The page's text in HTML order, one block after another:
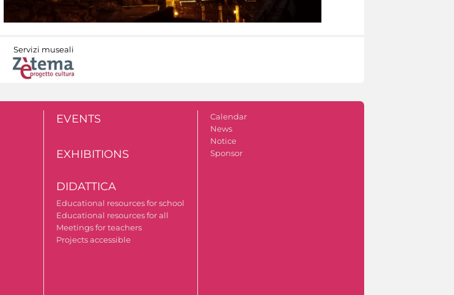
Servizi museali
EVENTS
EXHIBITIONS
DIDATTICA
Educational resources for school
Educational resources for all
Meetings for teachers
Projects accessible
Calendar
News
Notice
Sponsor